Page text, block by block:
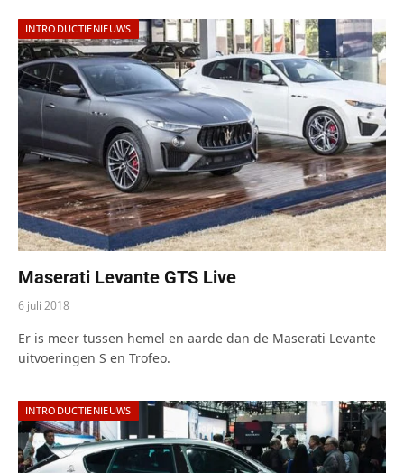
INTRODUCTIENIEUWS
Maserati Levante GTS Live
6 juli 2018
Er is meer tussen hemel en aarde dan de Maserati Levante
uitvoeringen S en Trofeo.
INTRODUCTIENIEUWS